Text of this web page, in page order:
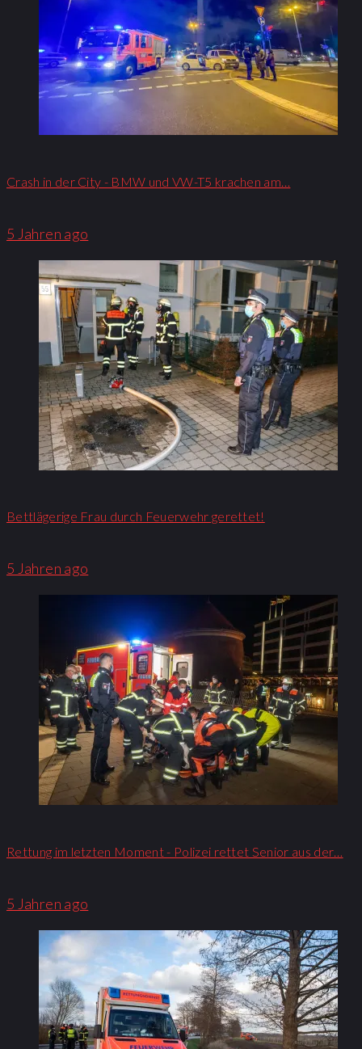
Crash in der City - BMW und VW-T5 krachen am…
5 Jahren ago
Bettlägerige Frau durch Feuerwehr gerettet!
5 Jahren ago
Rettung im letzten Moment - Polizei rettet Senior aus der…
5 Jahren ago